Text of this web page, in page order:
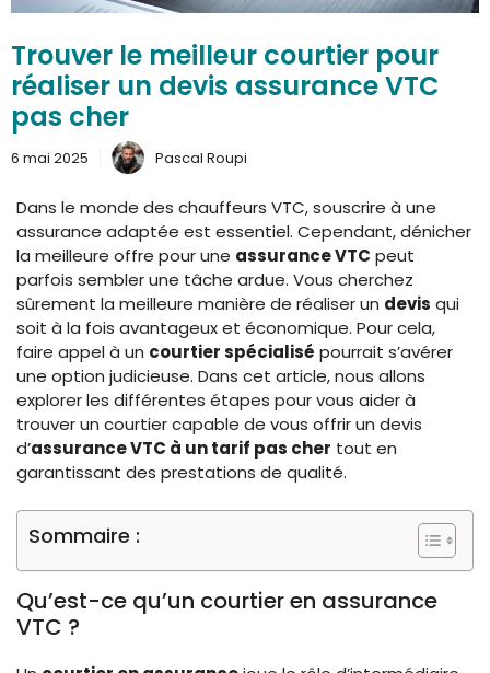
Trouver le meilleur courtier pour
réaliser un devis assurance VTC
pas cher
6 mai 2025 Pascal Roupi
Dans le monde des chauffeurs VTC, souscrire à une
assurance adaptée est essentiel. Cependant, dénicher
la meilleure offre pour une assurance VTC peut
parfois sembler une tâche ardue. Vous cherchez
sûrement la meilleure manière de réaliser un devis qui
soit à la fois avantageux et économique. Pour cela,
faire appel à un courtier spécialisé pourrait s’avérer
une option judicieuse. Dans cet article, nous allons
explorer les différentes étapes pour vous aider à
trouver un courtier capable de vous offrir un devis
d’assurance VTC à un tarif pas cher tout en
garantissant des prestations de qualité.
Sommaire :
Qu’est-ce qu’un courtier en assurance
VTC ?